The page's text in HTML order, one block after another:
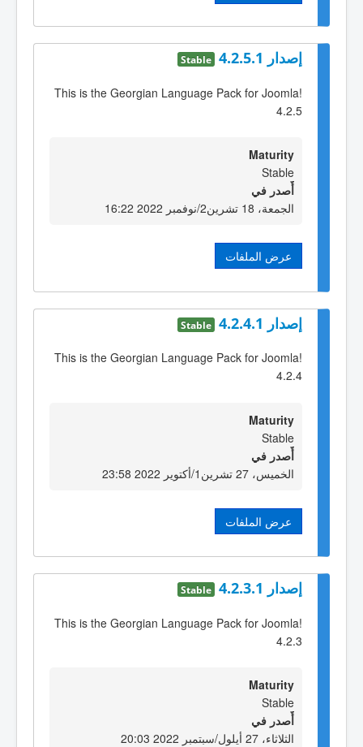
إصدار 4.2.5.1 Stable
This is the Georgian Language Pack for Joomla!
4.2.5
Maturity
Stable
أٌصدر في
الجمعة، 18 تشرين2/نوفمبر 2022 16:22
عرض الملفات
إصدار 4.2.4.1 Stable
This is the Georgian Language Pack for Joomla!
4.2.4
Maturity
Stable
أٌصدر في
الخميس، 27 تشرين1/أكتوير 2022 23:58
عرض الملفات
إصدار 4.2.3.1 Stable
This is the Georgian Language Pack for Joomla!
4.2.3
Maturity
Stable
أٌصدر في
الثلاثاء، 27 أيلول/سبتمبر 2022 20:03